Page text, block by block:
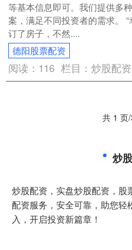
等基本信息即可。我们提供多
案，满足不同投资者的需求。
订了房子，不然....
德阳股票配资
阅读： 116 栏目：炒股配资
共 1 页
炒
炒股配资，实盘炒股配资，
配资服务，安全可靠，助您轻
入，开启投资新篇章！